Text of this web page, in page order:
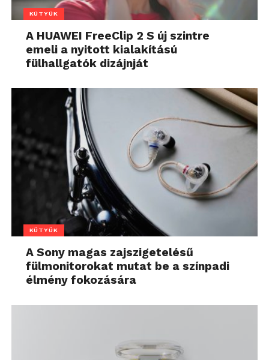
KÜTYÜK
A HUAWEI FreeClip 2 S új szintre
emeli a nyitott kialakítású
fülhallgatók dizájnját
KÜTYÜK
A Sony magas zajszigetelésű
fülmonitorokat mutat be a színpadi
élmény fokozására